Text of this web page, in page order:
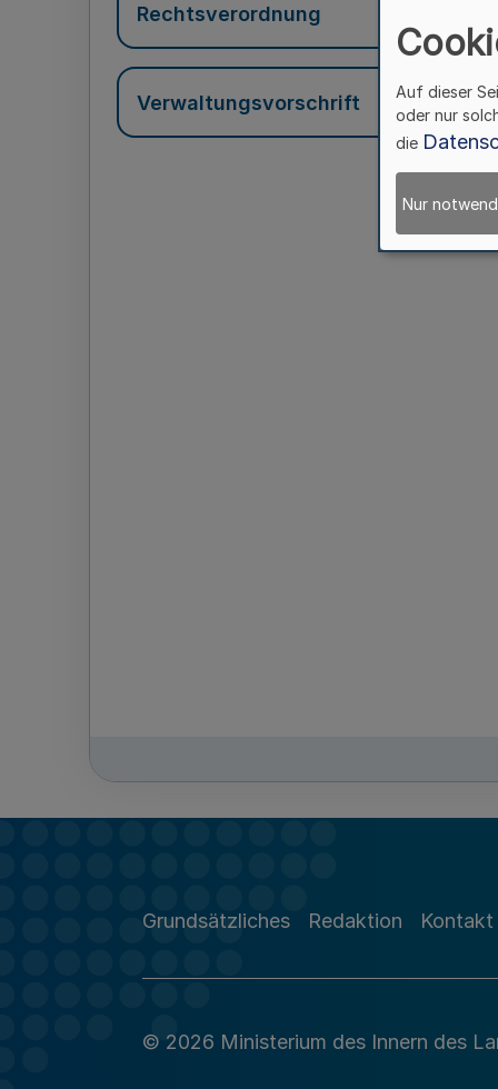
Rechtsverordnung
Verwaltungsvorschrift
Grundsätzliches Redaktion Kontakt
© 2026 Ministerium des Innern des
Auf dieser
oder nur
die
Nur